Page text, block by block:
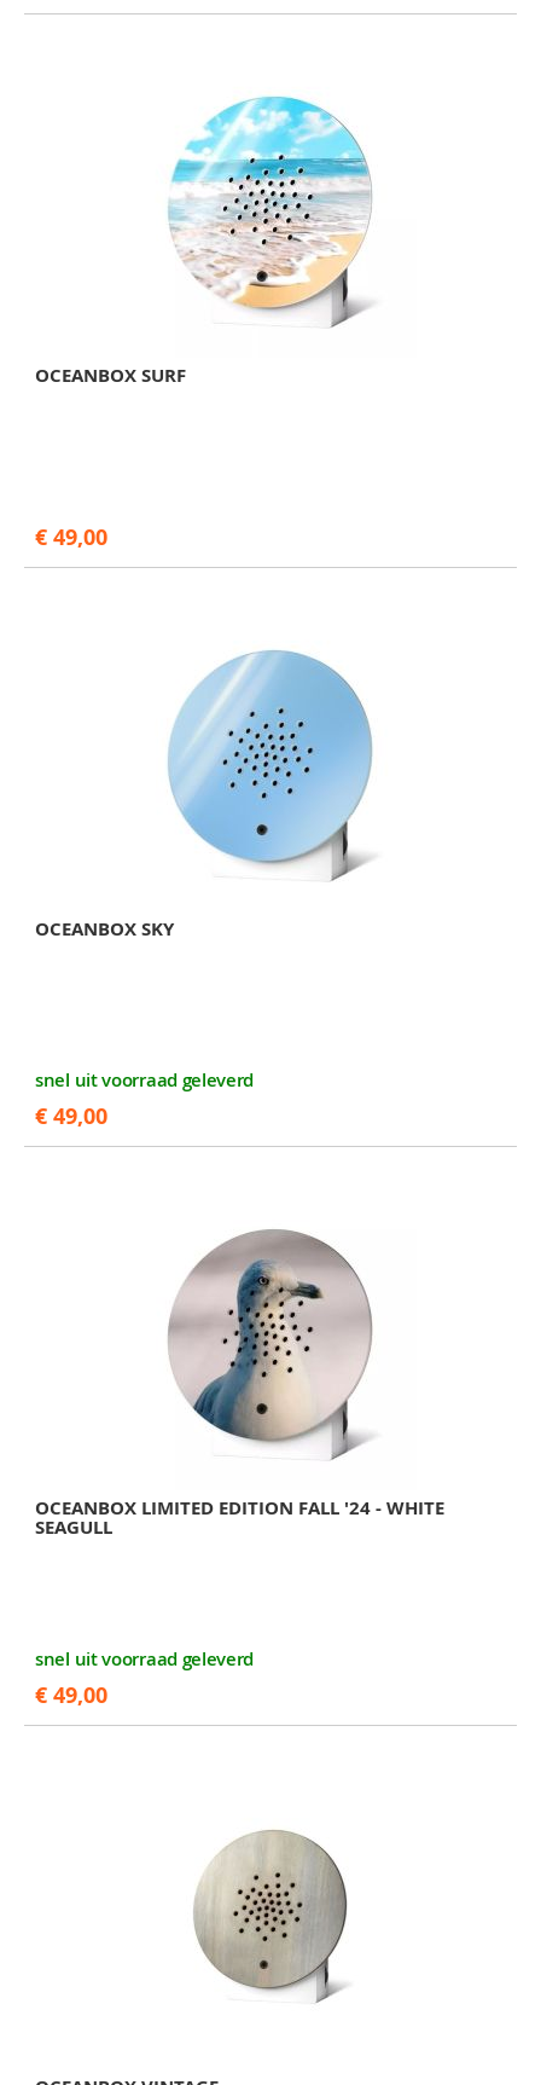
OCEANBOX SURF
€ 49,00
OCEANBOX SKY
snel uit voorraad geleverd
€ 49,00
OCEANBOX LIMITED EDITION FALL '24 - WHITE
SEAGULL
snel uit voorraad geleverd
€ 49,00